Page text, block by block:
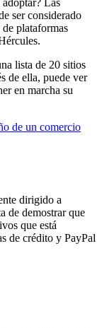
Las
ser considerado
plataformas
lista de 20 sitios
de ella, puede ver
en marcha su
de un comercio
dirigido a
de demostrar que
que está
de crédito y PayPal